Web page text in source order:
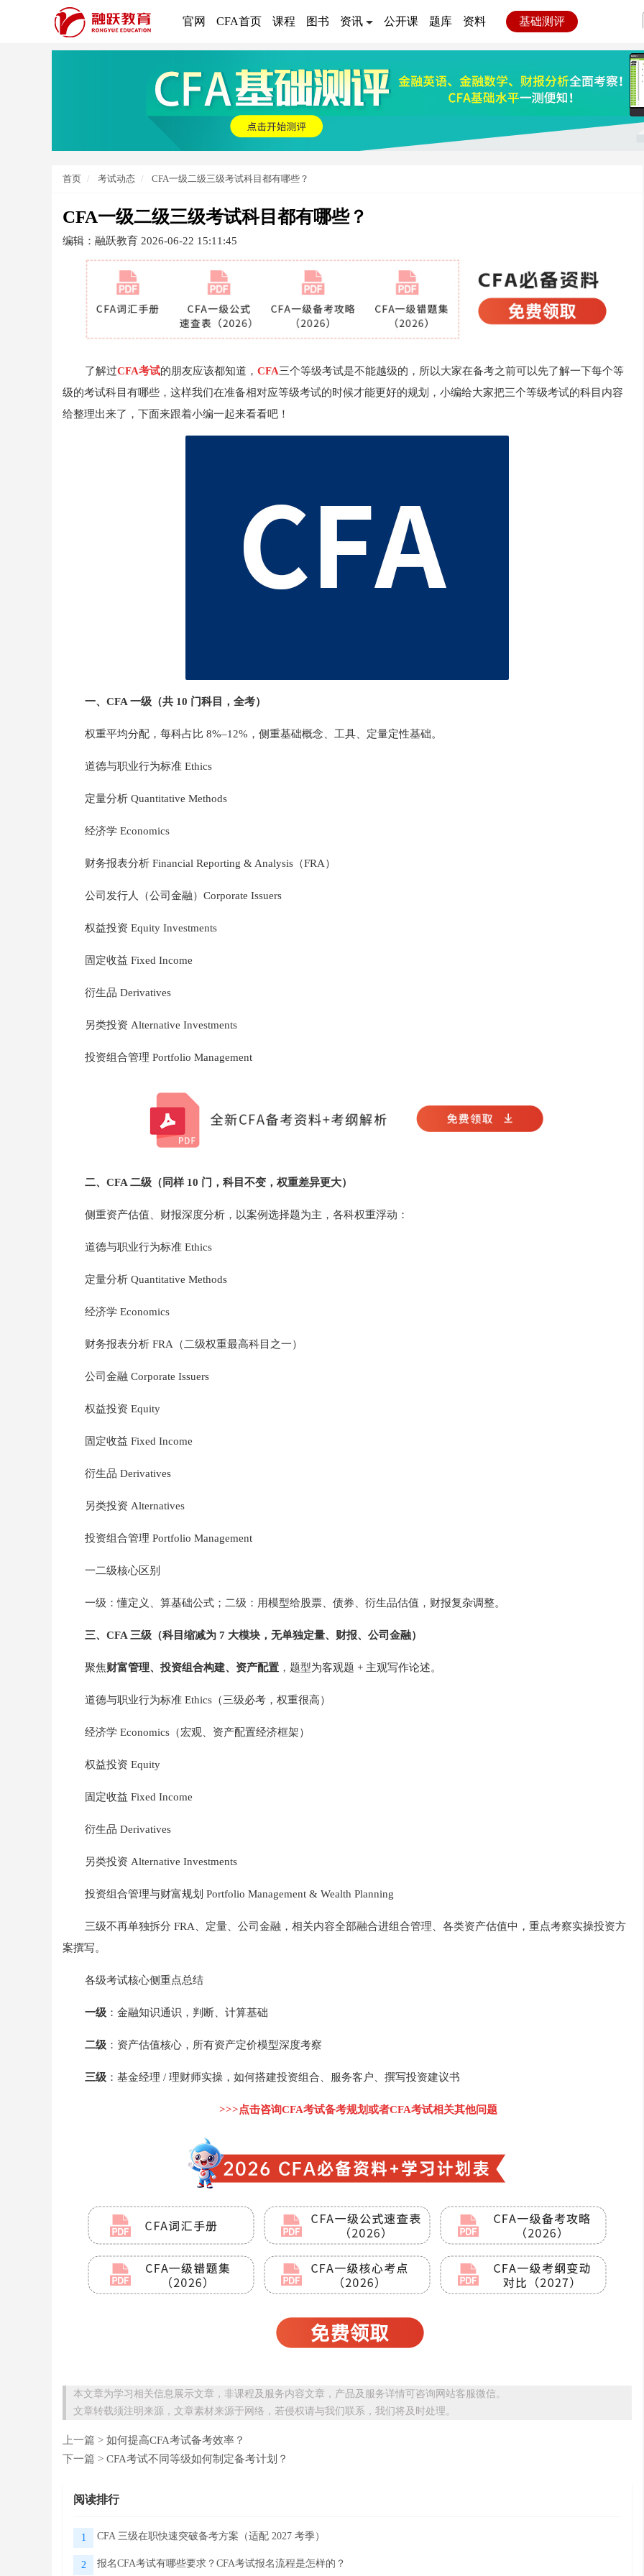
官网 CFA首页 课程 图书 资讯 公开课 题库 资料 基础测评
首页 考试动态 CFA一级二级三级考试科目都有哪些？
CFA一级二级三级考试科目都有哪些？
编辑：融跃教育 2026-06-22 15:11:45
了解过CFA考试的朋友应该都知道， CFA三个等级考试是不能越级的，所以大家在备考之前可以先了解一下每个等
级的考试科目有哪些，这样我们在准备相对应等级考试的时候才能更好的规划，小编给大家把三个等级考试的科目内容
给整理出来了，下面来跟着小编一起来看看吧！
一、CFA 一级（共 10 门科目，全考）
权重平均分配，每科占比 8%–12%，侧重基础概念、工具、定量定性基础。
道德与职业行为标准 Ethics
定量分析 Quantitative Methods
经济学 Economics
财务报表分析 Financial Reporting & Analysis（FRA）
公司发行人（公司金融）Corporate Issuers
权益投资 Equity Investments
固定收益 Fixed Income
衍生品 Derivatives
另类投资 Alternative Investments
投资组合管理 Portfolio Management
二、CFA 二级（同样 10 门，科目不变，权重差异更大）
侧重资产估值、财报深度分析，以案例选择题为主，各科权重浮动：
道德与职业行为标准 Ethics
定量分析 Quantitative Methods
经济学 Economics
财务报表分析 FRA（二级权重最高科目之一）
公司金融 Corporate Issuers
权益投资 Equity
固定收益 Fixed Income
衍生品 Derivatives
另类投资 Alternatives
投资组合管理 Portfolio Management
一二级核心区别
一级：懂定义、算基础公式；二级：用模型给股票、债券、衍生品估值，财报复杂调整。
三、CFA 三级（科目缩减为 7 大模块，无单独定量、财报、公司金融）
聚焦财富管理、投资组合构建、资产配置，题型为客观题 + 主观写作论述。
道德与职业行为标准 Ethics（三级必考，权重很高）
经济学 Economics（宏观、资产配置经济框架）
权益投资 Equity
固定收益 Fixed Income
衍生品 Derivatives
另类投资 Alternative Investments
投资组合管理与财富规划 Portfolio Management & Wealth Planning
三级不再单独拆分 FRA、定量、公司金融，相关内容全部融合进组合管理、各类资产估值中，重点考察实操投资方
案撰写。
各级考试核心侧重点总结
一级：金融知识通识，判断、计算基础
二级：资产估值核心，所有资产定价模型深度考察
三级：基金经理 / 理财师实操，如何搭建投资组合、服务客户、撰写投资建议书
>>>点击咨询CFA考试备考规划或者CFA考试相关其他问题
本文章为学习相关信息展示文章，非课程及服务内容文章，产品及服务详情可咨询网站客服微信。
文章转载须注明来源，文章素材来源于网络，若侵权请与我们联系，我们将及时处理。
上一篇 > 如何提高CFA考试备考效率？
下一篇 > CFA考试不同等级如何制定备考计划？
阅读排行
1 CFA 三级在职快速突破备考方案（适配 2027 考季）
2 报名CFA考试有哪些要求？CFA考试报名流程是怎样的？